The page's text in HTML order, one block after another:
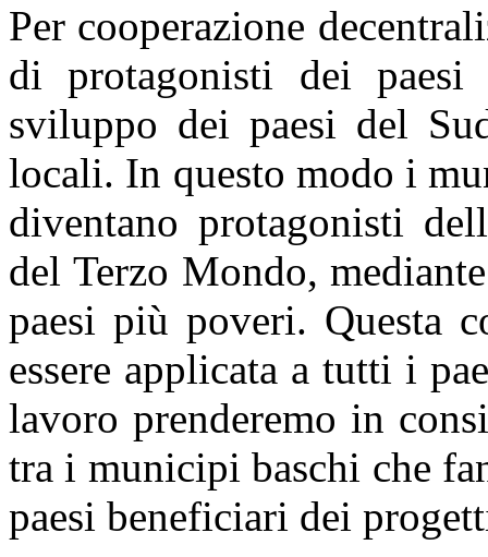
Per cooperazione
di protagonisti dei
sviluppo dei paesi del
locali. In questo modo i
diventano protagonisti
del Terzo Mondo,
paesi più poveri. Questa
essere applicata a tutti i
lavoro prenderemo in
tra i municipi baschi che
paesi beneficiari dei